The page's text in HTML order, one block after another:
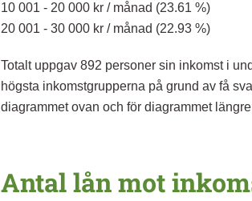
10 001 - 20 000 kr / månad (23.61 %)
20 001 - 30 000 kr / månad (22.93 %)
Totalt uppgav 892 personer sin inkomst i
högsta inkomstgrupperna på grund av få
diagrammet ovan och för diagrammet
Antal lån mot